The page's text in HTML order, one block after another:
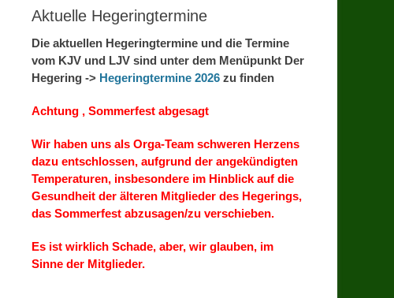
Aktuelle Hegeringtermine
Die aktuellen Hegeringtermine und die Termine
vom KJV und LJV sind unter dem Menüpunkt Der
Hegering -> Hegeringtermine 2026 zu finden
Achtung , Sommerfest abgesagt
Wir haben uns als Orga-Team schweren Herzens
dazu entschlossen, aufgrund der angekündigten
Temperaturen, insbesondere im Hinblick auf die
Gesundheit der älteren Mitglieder des Hegerings,
das Sommerfest abzusagen/zu verschieben.
Es ist wirklich Schade, aber, wir glauben, im
Sinne der Mitglieder.